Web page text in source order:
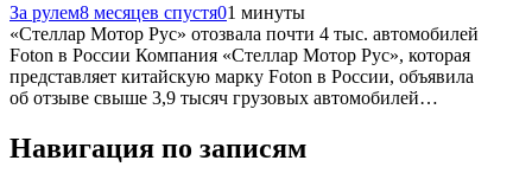
За рулем8 месяцев спустя01 минуты
«Стеллар Мотор Рус» отозвала почти 4 тыс. автомобилей
Foton в России Компания «Стеллар Мотор Рус», которая
представляет китайскую марку Foton в России, объявила
об отзыве свыше 3,9 тысяч грузовых автомобилей…
Навигация по записям